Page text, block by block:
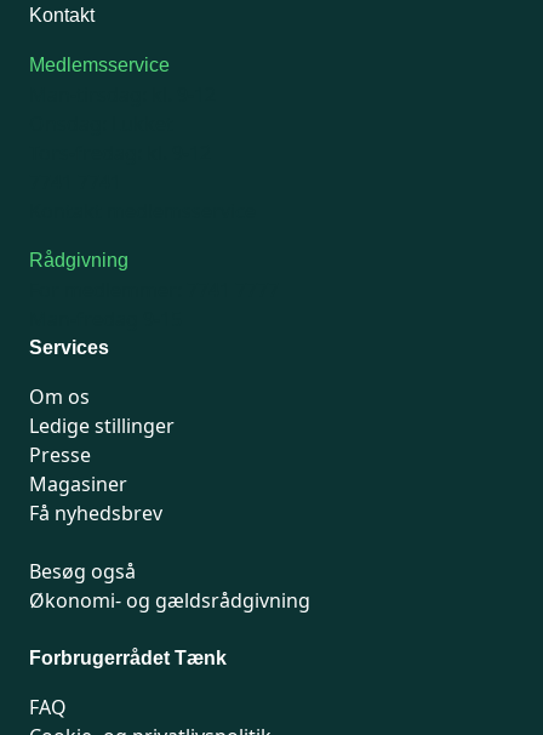
Kontakt
Medlemsservice
Rådgivning
Services
Om os
Ledige stillinger
Presse
Magasiner
Få nyhedsbrev
Besøg også
Økonomi- og gældsrådgivning
Forbrugerrådet Tænk
FAQ